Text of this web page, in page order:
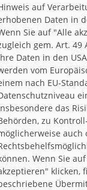
auf
Daten in
Sie auf "Alle
gem. Art. 49
Daten in den
vom
nach EU-
das
zu
auch
Wenn Sie
klicken,